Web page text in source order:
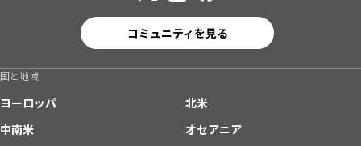
コミュニティを見る
国と地域
ヨーロッパ
北米
中南米
オセアニア